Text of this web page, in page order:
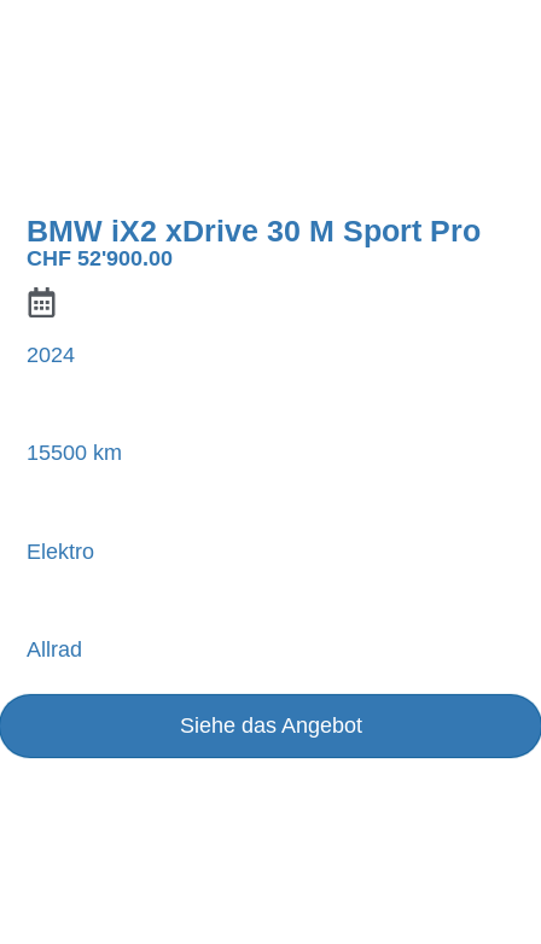
BMW iX2 xDrive 30 M Sport Pro
CHF 52'900.00
2024
15500 km
Elektro
Allrad
Siehe das Angebot